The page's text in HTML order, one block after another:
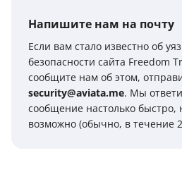
Напишите нам на почту
Если вам стало известно об
безопасности сайта Freedom
сообщите нам об этом,
security@aviata.me. Мы
сообщение настолько быстро,
возможно (обычно, в течение